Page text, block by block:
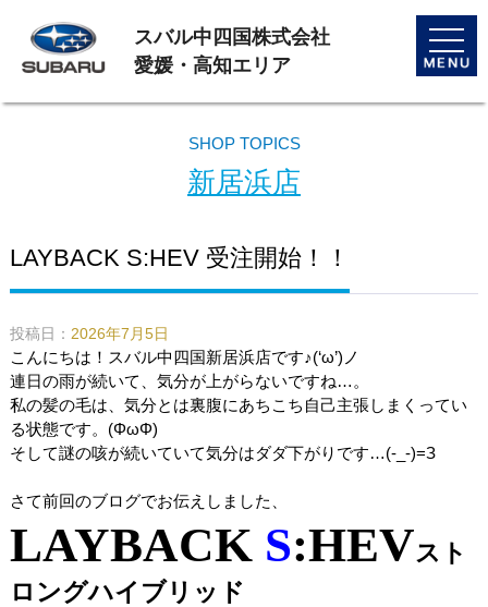
toggle
スバル中四国株式会社
愛媛・高知エリア
SHOP TOPICS
新居浜店
LAYBACK S:HEV 受注開始！！
投稿日： 2026年7月5日
こんにちは！スバル中四国新居浜店です♪(‘ω’)ノ
連日の雨が続いて、気分が上がらないですね…。
私の髪の毛は、気分とは裏腹にあちこち自己主張しまくってい
る状態です。(ΦωΦ)
そして謎の咳が続いていて気分はダダ下がりです…(-_-)=З
さて前回のブログでお伝えしました、
LAYBACK S:HEVスト
ロングハイブリッド